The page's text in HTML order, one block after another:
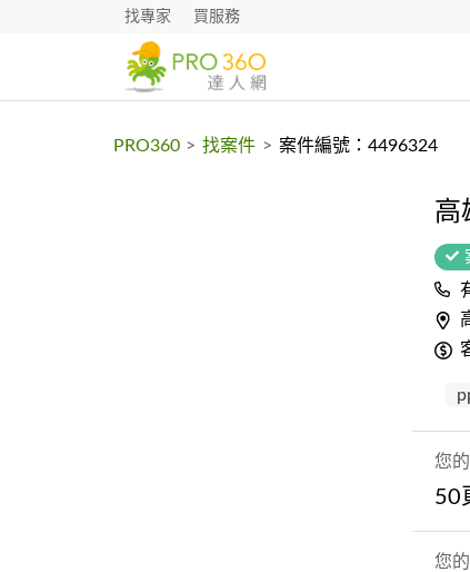
找專家 買服務
PRO360 > 找案件 > 案件編號：4496324
高
您
50
您